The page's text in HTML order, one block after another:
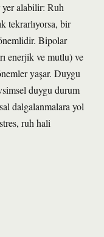
yer alabilir: Ruh
tekrarlıyorsa, bir
Bipolar
enerjik ve mutlu) ve
yaşar. Duygu
duygu durum
dalgalanmalara yol
ruh hali